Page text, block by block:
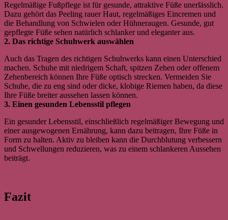
Regelmäßige Fußpflege ist für gesunde, attraktive Füße unerlässlich.
Dazu gehört das Peeling rauer Haut, regelmäßiges Eincremen und
die Behandlung von Schwielen oder Hühneraugen. Gesunde, gut
gepflegte Füße sehen natürlich schlanker und eleganter aus.
2. Das richtige Schuhwerk auswählen
Auch das Tragen des richtigen Schuhwerks kann einen Unterschied
machen. Schuhe mit niedrigem Schaft, spitzen Zehen oder offenem
Zehenbereich können Ihre Füße optisch strecken. Vermeiden Sie
Schuhe, die zu eng sind oder dicke, klobige Riemen haben, da diese
Ihre Füße breiter aussehen lassen können.
3. Einen gesunden Lebensstil pflegen
Ein gesunder Lebensstil, einschließlich regelmäßiger Bewegung und
einer ausgewogenen Ernährung, kann dazu beitragen, Ihre Füße in
Form zu halten. Aktiv zu bleiben kann die Durchblutung verbessern
und Schwellungen reduzieren, was zu einem schlankeren Aussehen
beiträgt.
Fazit